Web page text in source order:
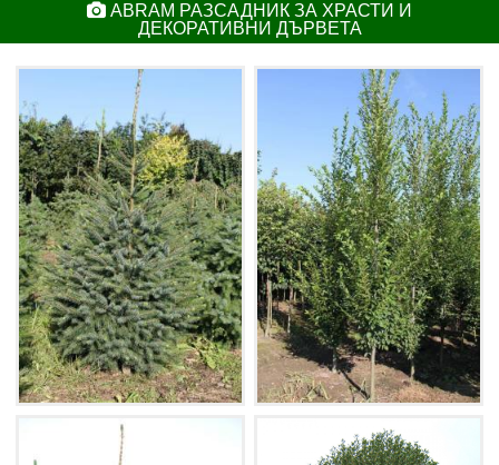
ABRAM РАЗСАДНИК ЗА ХРАСТИ И
ДЕКОРАТИВНИ ДЪРВЕТА